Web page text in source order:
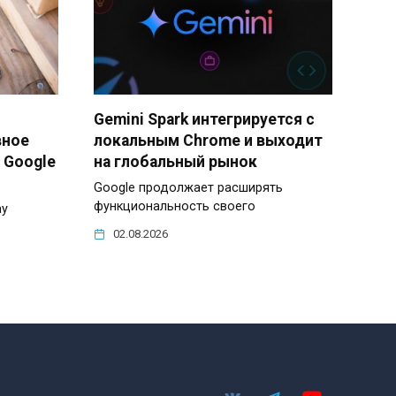
Google
Gemini Spark интегрируется с
локальным Chrome и выходит
на глобальный рынок
Google продолжает расширять
функциональность своего
02.08.2026